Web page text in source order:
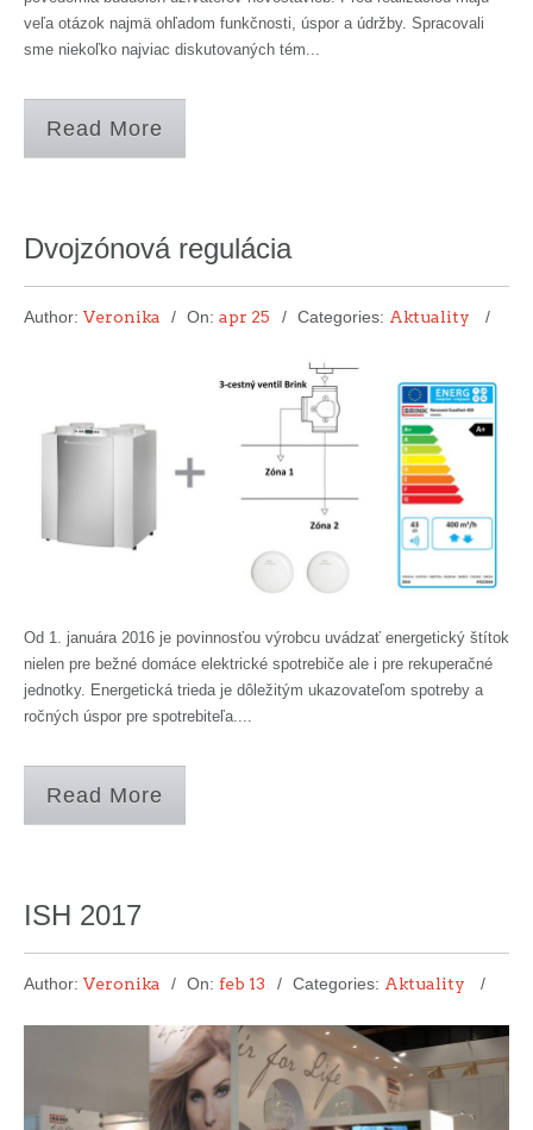
veľa otázok najmä ohľadom funkčnosti, úspor a údržby. Spracovali
sme niekoľko najviac diskutovaných tém...
Read More
Dvojzónová regulácia
Author: Veronika On: apr 25 Categories: Aktuality
Od 1. januára 2016 je povinnosťou výrobcu uvádzať energetický štítok
nielen pre bežné domáce elektrické spotrebiče ale i pre rekuperačné
jednotky. Energetická trieda je dôležitým ukazovateľom spotreby a
ročných úspor pre spotrebiteľa....
Read More
ISH 2017
Author: Veronika On: feb 13 Categories: Aktuality